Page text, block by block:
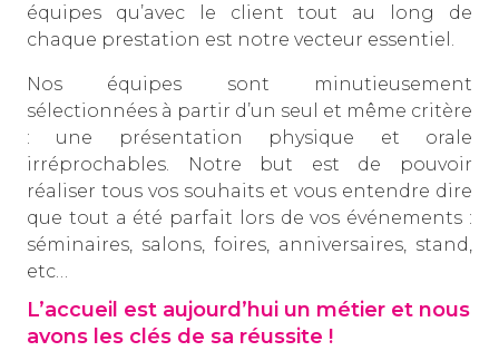
équipes qu’avec le client tout au long de
chaque prestation est notre vecteur essentiel.
Nos équipes sont minutieusement
sélectionnées à partir d’un seul et même critère
: une présentation physique et orale
irréprochables. Notre but est de pouvoir
réaliser tous vos souhaits et vous entendre dire
que tout a été parfait lors de vos événements :
séminaires, salons, foires, anniversaires, stand,
etc…
L’accueil est aujourd’hui un métier et nous
avons les clés de sa réussite !